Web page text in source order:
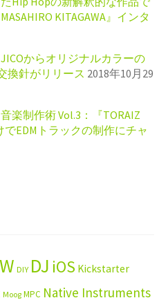
KITAGAWA』インタ
からオリジナルカラーの
換針がリリース 2018年10月29
楽制作術 Vol.3：『TORAIZ
でEDMトラックの制作にチャ
DIY DJ iOS Kickstarter
Moog MPC Native Instruments